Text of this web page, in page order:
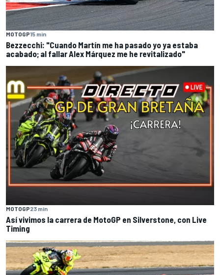
MOTOGP15 min
Bezzecchi: "Cuando Martín me ha pasado yo ya estaba
acabado; al fallar Alex Márquez me he revitalizado"
MOTOGP23 min
Así vivimos la carrera de MotoGP en Silverstone, con Live
Timing